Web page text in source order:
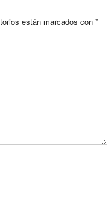
están marcados con *